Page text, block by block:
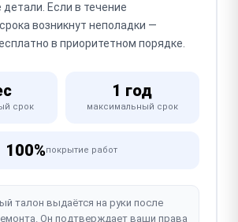
Если в течение
возникнут неполадки —
в приоритетном порядке.
срок
1 год
максимальный срок
100%покрытие работ
талон выдаётся на руки после
Он подтверждает ваши права